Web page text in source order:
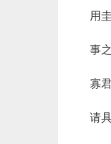
用
事
寡
请